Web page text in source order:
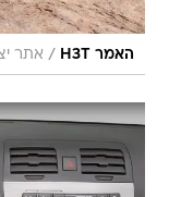
האמר H3T / אתר